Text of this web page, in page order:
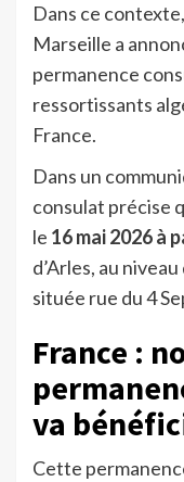
Dans ce
Marseille a
permanence
ressortissants
France.
Dans un
consulat précise
le 16 mai 2026 à
d’Arles, au
située rue du 4
France :
va
Cette